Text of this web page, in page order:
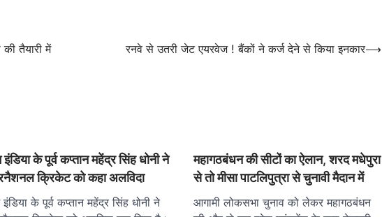
तैयारी में रनवे से उतरी जेट एयरवेज ! बैंकों ने कर्ज देने से किया इनकार⟶
इंडिया के पूर्व कप्तान महेंद्र सिंह धोनी ने
क्रिकेट को कहा अलविदा
इंडिया के पूर्व कप्तान महेंद्र सिंह धोनी ने
महागठबंधन की सीटों का ऐलान, शरद मधेपुरा
से तो मीसा पाटलिपुत्रा से चुनावी मैदान में
आगामी लोकसभा चुनाव को लेकर महागठबंधन